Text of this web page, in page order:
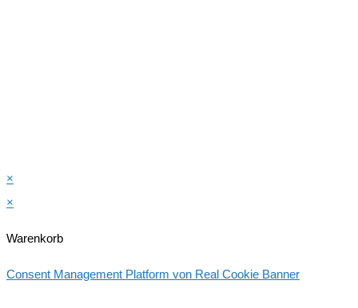
×
×
Warenkorb
Consent Management Platform von Real Cookie Banner